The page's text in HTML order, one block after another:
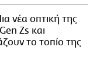
νέα οπτική της
Zs και
το τοπίο της